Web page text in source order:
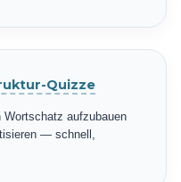
Quizze
aufzubauen
— schnell,